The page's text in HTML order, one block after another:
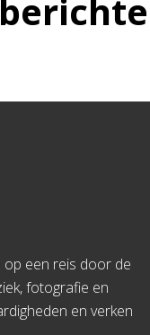
op een reis door de
fotografie en
en verken